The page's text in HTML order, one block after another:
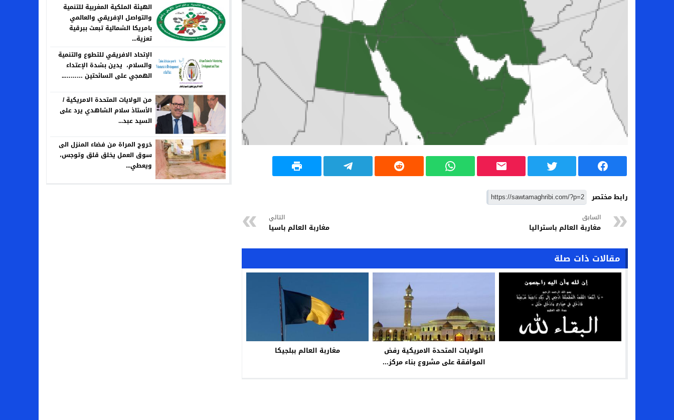
رابط مختصر
السابق
مغاربة العالم باستراليا
التالي
مغاربة العالم باسيا
مقالات ذات صلة
الولايات المتحدة الامريكية رفض
الموافقة على مشروع بناء مركز...
مغاربة العالم ببلجيكا
الهيئة الملكية المغربية للتنمية
والتواصل الإفريقي والعالمي
بامريكا الشمالية تبعث ببرقية
تعزية...
الإتحاد الافريقي للتطوع والتنمية
والسلام، يدين بشدة الإعتداء
الهمجي على السائحتين ………..
من الولايات المتحدة الامريكية /
الأستاذ سلام الشاهدي يرد على
السيد عبد...
خروج المراة من فضاء المنزل الى
سوق العمل يخلق قلق وتوجس،
ويعطي...